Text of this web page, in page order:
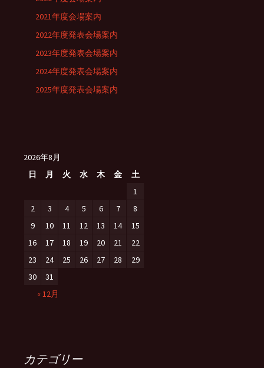
2021年度会場案内
2022年度発表会場案内
2023年度発表会場案内
2024年度発表会場案内
2025年度発表会場案内
2026年8月
日
月 火 水 木 金
土
1
2
3 4 5 6 7
8
9
10 11 12 13 14
15
16
17 18 19 20 21
22
23
24 25 26 27 28
29
30
31
« 12月
カテゴリー